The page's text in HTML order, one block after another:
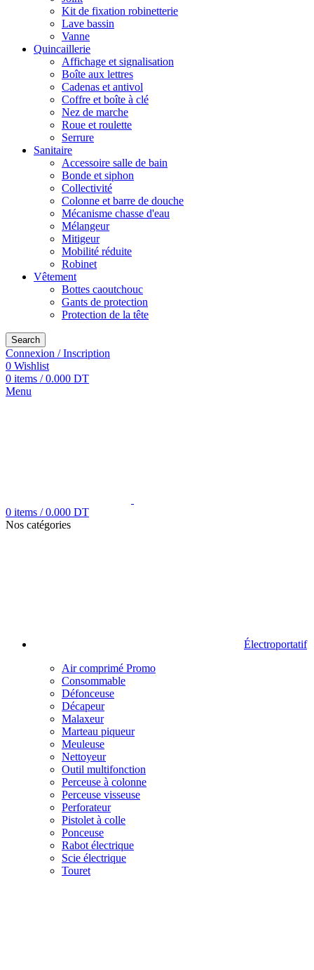
Kit de fixation robinetterie
Lave bassin
Vanne
Quincaillerie
Affichage et signalisation
Boîte aux lettres
Cadenas et antivol
Coffre et boîte à clé
Nez de marche
Roue et roulette
Serrure
Sanitaire
Accessoire salle de bain
Bonde et siphon
Collectivité
Colonne et barre de douche
Mécanisme chasse d'eau
Mélangeur
Mitigeur
Mobilité réduite
Robinet
Vêtement
Bottes caoutchouc
Gants de protection
Protection de la tête
Search
Connexion / Inscription
0 Wishlist
0 items / 0.000 DT
Menu
0 items / 0.000 DT
Nos catégories
Électroportatif
Air comprimé Promo
Consommable
Défonceuse
Décapeur
Malaxeur
Marteau piqueur
Meuleuse
Nettoyeur
Outil multifonction
Perceuse à colonne
Perceuse visseuse
Perforateur
Pistolet à colle
Ponceuse
Rabot électrique
Scie électrique
Touret